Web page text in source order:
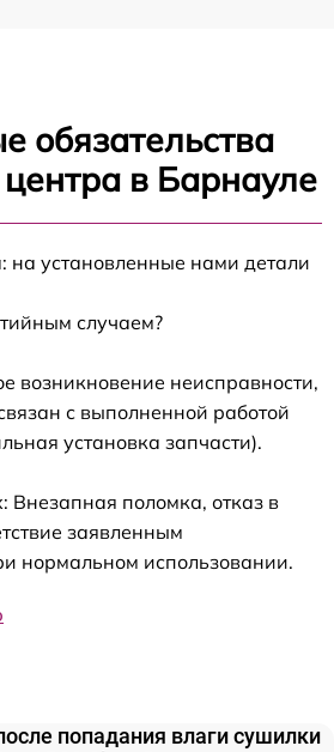
обязательства
в Барнауле
на установленные нами детали
случаем?
возникновение неисправности,
с выполненной работой
установка запчасти).
поломка, отказ в
заявленным
нормальном использовании.
попадания влаги сушилки